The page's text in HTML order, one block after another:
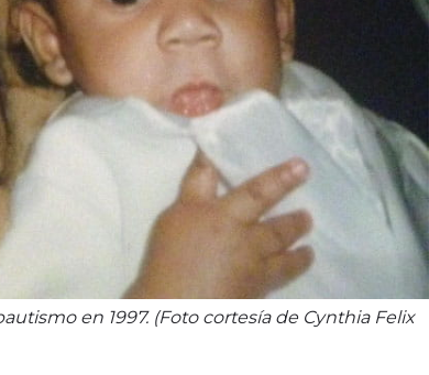
en 1997. (Foto cortesía de Cynthia Felix